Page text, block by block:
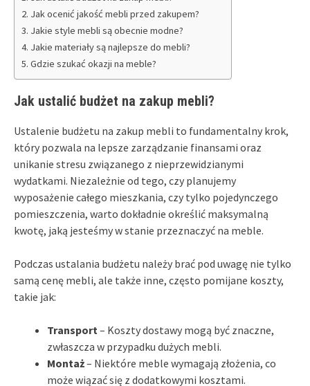
Jak ocenić jakość mebli przed zakupem?
Jakie style mebli są obecnie modne?
Jakie materiały są najlepsze do mebli?
Gdzie szukać okazji na meble?
Jak ustalić budżet na zakup mebli?
Ustalenie budżetu na zakup mebli to fundamentalny krok,
który pozwala na lepsze zarządzanie finansami oraz
unikanie stresu związanego z nieprzewidzianymi
wydatkami. Niezależnie od tego, czy planujemy
wyposażenie całego mieszkania, czy tylko pojedynczego
pomieszczenia, warto dokładnie określić maksymalną
kwotę, jaką jesteśmy w stanie przeznaczyć na meble.
Podczas ustalania budżetu należy brać pod uwagę nie tylko
samą cenę mebli, ale także inne, często pomijane koszty,
takie jak:
Transport – Koszty dostawy mogą być znaczne,
zwłaszcza w przypadku dużych mebli.
Montaż– Niektóre meble wymagają złożenia, co
może wiązać się z dodatkowymi kosztami.